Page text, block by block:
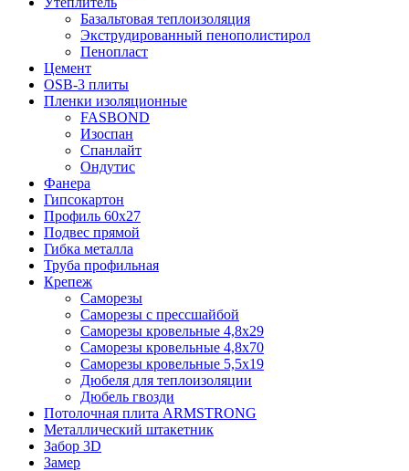
Базальтовая теплоизоляция
Экструдированный пенополистирол
Пенопласт
Цемент
OSB-3 плиты
Пленки изоляционные
FASBOND
Изоспан
Спанлайт
Ондутис
Фанера
Гипсокартон
Профиль 60х27
Подвес прямой
Гибка металла
Труба профильная
Крепеж
Саморезы
Саморезы с прессшайбой
Саморезы кровельные 4,8х29
Саморезы кровельные 4,8х70
Саморезы кровельные 5,5х19
Дюбеля для теплоизоляции
Дюбель гвозди
Потолочная плита ARMSTRONG
Металлический штакетник
Забор 3D
Замер